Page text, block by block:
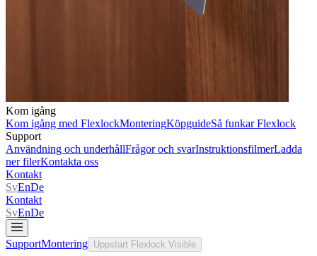
Kom igång
Kom igång med FlexlockMonteringKöpguideSå funkar Flexlock
Support
Användning och underhållFrågor och svarInstruktionsfilmerLadda
ner filerKontakta oss
Kontakt
SvEnDe
Kontakt
SvEnDe
SupportMontering Uppstart Flexlock Visible